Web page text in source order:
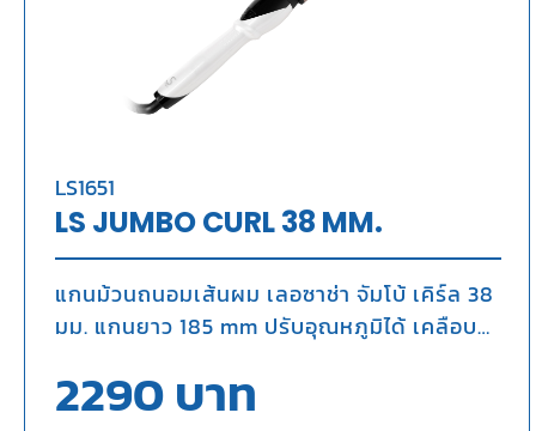
LS1651
LS JUMBO CURL 38 MM.
แกนม้วนถนอมเส้นผม เลอซาช่า จัมโบ้ เคิร์ล 38
มม. แกนยาว 185 mm ปรับอุณหภูมิได้ เคลือบ
ลอนใหญ่สวยเซ็กซี่ สำหรับคนผมยาวที่ต้องการ
2290บาท